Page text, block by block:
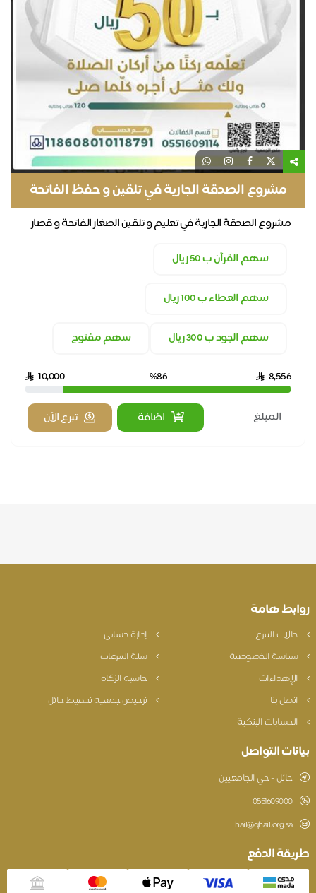
مشروع الصدقة الجارية في تلقين و حفظ الفاتحة
مشروع الصدقة الجارية في تعليم و تلقين الصغار الفاتحة و قصار
سهم القرآن ب 50 ريال
سهم العطاء ب 100 ريال
سهم الجود ب 300 ريال سهم مفتوح
8,556
10,000
اضافة تبرع الآن
هامة
التبرع
إدارة حسابي
الخصوصية
سلة التبرعات
حاسبة الزكاة
بنا
ترخيص جمعية تحفيظ حائل
البنكية
التواصل
حائل - حي الجامعيين
0551609000
hail@qhail.org.sa
الدفع